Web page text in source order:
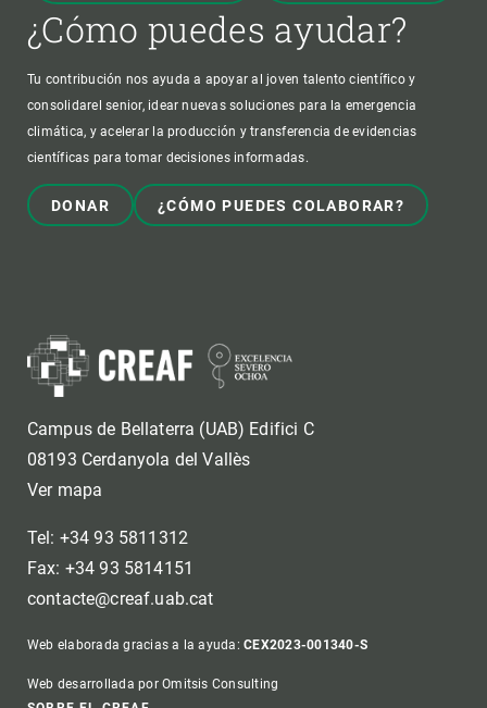
¿Cómo puedes ayudar?
Tu contribución nos ayuda a apoyar al joven talento científico y
consolidarel senior, idear nuevas soluciones para la emergencia
climática, y acelerar la producción y transferencia de evidencias
científicas para tomar decisiones informadas.
DONAR ¿CÓMO PUEDES COLABORAR?
Campus de Bellaterra (UAB) Edifici C
08193 Cerdanyola del Vallès
Ver mapa
Tel: +34 93 5811312
Fax: +34 93 5814151
contacte@creaf.uab.cat
Web elaborada gracias a la ayuda:CEX2023-001340-S
Web desarrollada por Omitsis Consulting